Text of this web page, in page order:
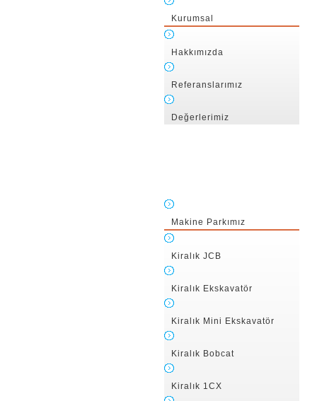
Kurumsal
Hakkımızda
Referanslarımız
Değerlerimiz
Makine Parkımız
Kiralık JCB
Kiralık Ekskavatör
Kiralık Mini Ekskavatör
Kiralık Bobcat
Kiralık 1CX